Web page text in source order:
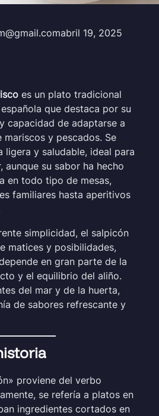
abril 19, 2025
es un plato tradicional
que destaca por su
capacidad de adaptarse a
y pescados. Se
ligera y saludable, ideal para
aunque su sabor ha hecho
en todo tipo de mesas,
familiares hasta aperitivos
simplicidad, el salpicón
matices y posibilidades,
en gran parte de la
y el equilibrio del aliño.
del mar y de la huerta,
de sabores refrescante y
proviene del verbo
se refería a platos en
ingredientes cortados en